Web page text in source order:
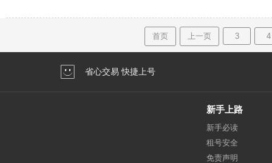
首页 上一页 3 4
省心交易 快捷上号
新手上路
新手必读
租号安全
免责声明